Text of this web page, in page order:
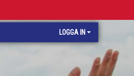
LOGGA IN